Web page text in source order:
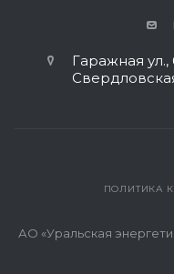
Гаражная ул.,
ПОЛИТИКА
АО «Уральская